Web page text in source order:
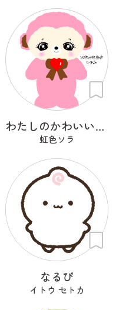
わたしのかわいいせかい
虹色ソラ
なるぴ
イトウ セトカ